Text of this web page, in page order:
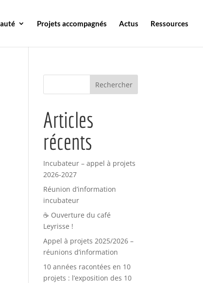
Projets accompagnés Actus Ressources
Articles
récents
Incubateur – appel à projets
2026-2027
Réunion d’information
incubateur
☕ Ouverture du café
Leyrisse !
Appel à projets 2025/2026 –
réunions d’information
10 années racontées en 10
projets : l’exposition des 10